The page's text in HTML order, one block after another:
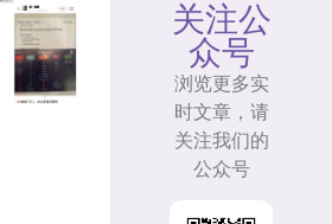
关注公
众号
浏览更多实
时文章，请
关注我们的
公众号